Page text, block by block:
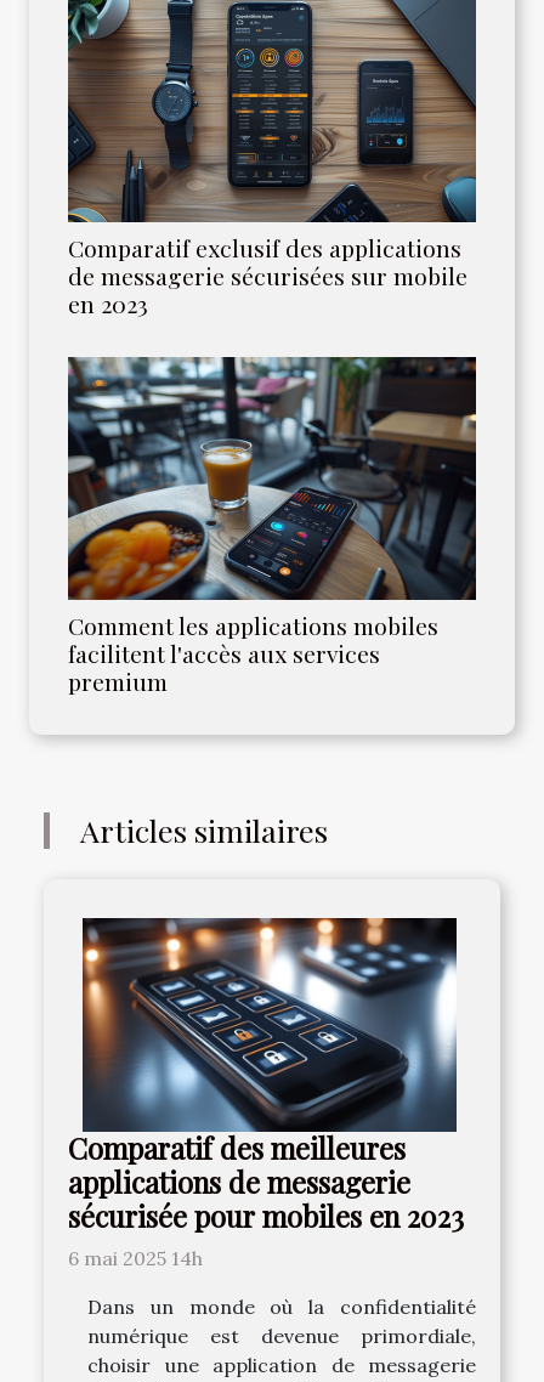
Comparatif exclusif des applications
de messagerie sécurisées sur mobile
en 2023
Comment les applications mobiles
facilitent l'accès aux services
premium
Articles similaires
Comparatif des meilleures
applications de messagerie
sécurisée pour mobiles en 2023
6 mai 2025 14h
Dans un monde où la confidentialité
numérique est devenue primordiale,
choisir une application de messagerie